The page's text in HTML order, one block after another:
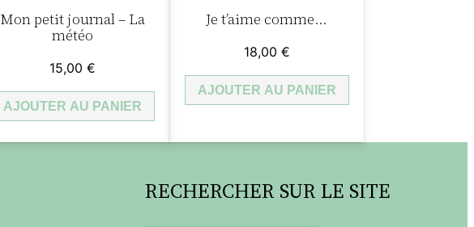
Mon petit journal – La
météo
15,00 €
AJOUTER AU PANIER
Je t’aime comme…
18,00 €
AJOUTER AU PANIER
RECHERCHER SUR LE SITE